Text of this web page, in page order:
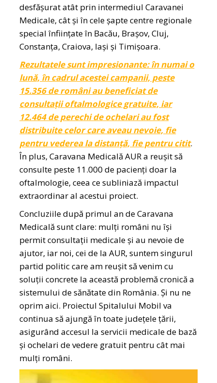
desfășurat atât prin intermediul Caravanei
Medicale, cât și în cele șapte centre regionale
special înființate în Bacău, Brașov, Cluj,
Constanța, Craiova, Iași și Timișoara.
Rezultatele sunt impresionante: în numai o
lună, în cadrul acestei campanii, peste
15.356 de români au beneficiat de
consultații oftalmologice gratuite, iar
12.464 de perechi de ochelari au fost
distribuite celor care aveau nevoie, fie
pentru vederea la distanță, fie pentru citit.
În plus, Caravana Medicală AUR a reușit să
consulte peste 11.000 de pacienți doar la
oftalmologie, ceea ce subliniază impactul
extraordinar al acestui proiect.
Concluziile după primul an de Caravana
Medicală sunt clare: mulți români nu își
permit consultații medicale și au nevoie de
ajutor, iar noi, cei de la AUR, suntem singurul
partid politic care am reușit să venim cu
soluții concrete la această problemă cronică a
sistemului de sănătate din România. Și nu ne
oprim aici. Proiectul Spitalului Mobil va
continua să ajungă în toate județele țării,
asigurând accesul la servicii medicale de bază
și ochelari de vedere gratuit pentru cât mai
mulți români.